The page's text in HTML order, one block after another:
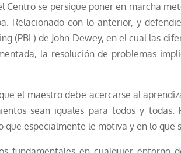
Centro se persigue poner en marcha
Relacionado con lo anterior, y
(PBL) de John Dewey, en el cual las
la resolución de problemas
el maestro debe acercarse al
sean iguales para todos y
que especialmente le motiva y en lo que